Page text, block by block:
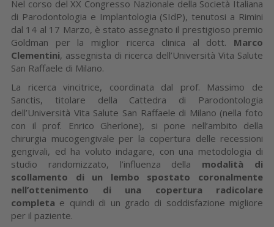
Nel corso del XX Congresso Nazionale della Società Italiana
di Parodontologia e Implantologia (SIdP), tenutosi a Rimini
dal 14 al 17 Marzo, è stato assegnato il prestigioso premio
Goldman per la miglior ricerca clinica al dott. Marco
Clementini, assegnista di ricerca dell’Università Vita Salute
San Raffaele di Milano.
La ricerca vincitrice, coordinata dal prof. Massimo de
Sanctis, titolare della Cattedra di Parodontologia
dell’Università Vita Salute San Raffaele di Milano (nella foto
con il prof. Enrico Gherlone), si pone nell’ambito della
chirurgia mucogengivale per la copertura delle recessioni
gengivali, ed ha voluto indagare, con una metodologia di
studio randomizzato, l’influenza della modalità di
scollamento di un lembo spostato coronalmente
nell’ottenimento di una copertura radicolare
completa e quindi di un grado di soddisfazione migliore
per il paziente.